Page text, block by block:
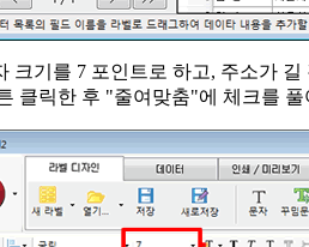
크기를 7 포인트로 하고, 주소가
클릭한 후 "줄여맞춤"에 체크를 풀